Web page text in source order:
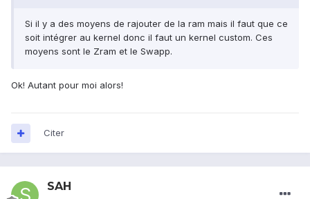
Si il y a des moyens de rajouter de la ram mais il faut que ce
soit intégrer au kernel donc il faut un kernel custom. Ces
moyens sont le Zram et le Swapp.
Ok! Autant pour moi alors!
Citer
SAH